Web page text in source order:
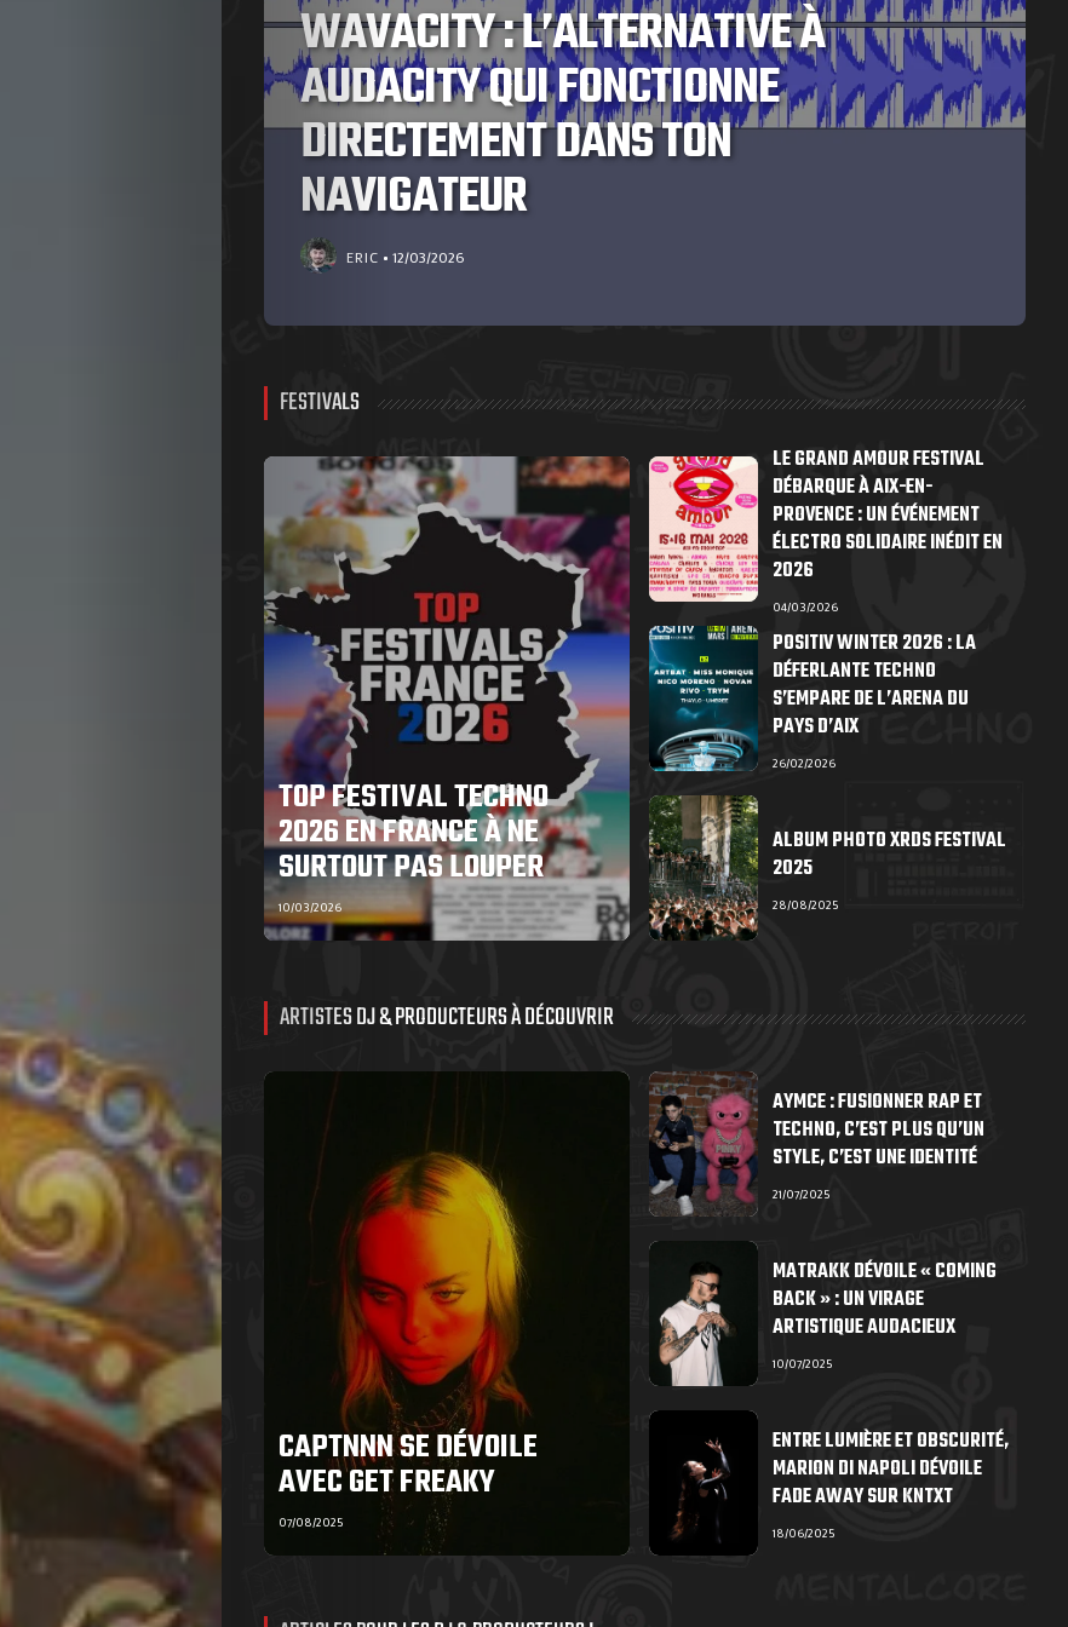
WAVACITY : L’ALTERNATIVE À
AUDACITY QUI FONCTIONNE
DIRECTEMENT DANS TON
NAVIGATEUR
ERIC 12/03/2026
FESTIVALS
TOP FESTIVAL TECHNO
2026 EN FRANCE À NE
SURTOUT PAS LOUPER
10/03/2026
LE GRAND AMOUR FESTIVAL
DÉBARQUE À AIX-EN-
PROVENCE : UN ÉVÉNEMENT
ÉLECTRO SOLIDAIRE INÉDIT EN
2026
04/03/2026
POSITIV WINTER 2026 : LA
DÉFERLANTE TECHNO
S’EMPARE DE L’ARENA DU
PAYS D’AIX
26/02/2026
ALBUM PHOTO XRDS FESTIVAL
2025
28/08/2025
ARTISTES DJ & PRODUCTEURS À DÉCOUVRIR
CAPTNNN SE DÉVOILE
AVEC GET FREAKY
07/08/2025
AYMCE : FUSIONNER RAP ET
TECHNO, C’EST PLUS QU’UN
STYLE, C’EST UNE IDENTITÉ
21/07/2025
MATRAKK DÉVOILE « COMING
BACK » : UN VIRAGE
ARTISTIQUE AUDACIEUX
10/07/2025
ENTRE LUMIÈRE ET OBSCURITÉ,
MARION DI NAPOLI DÉVOILE
FADE AWAY SUR KNTXT
18/06/2025